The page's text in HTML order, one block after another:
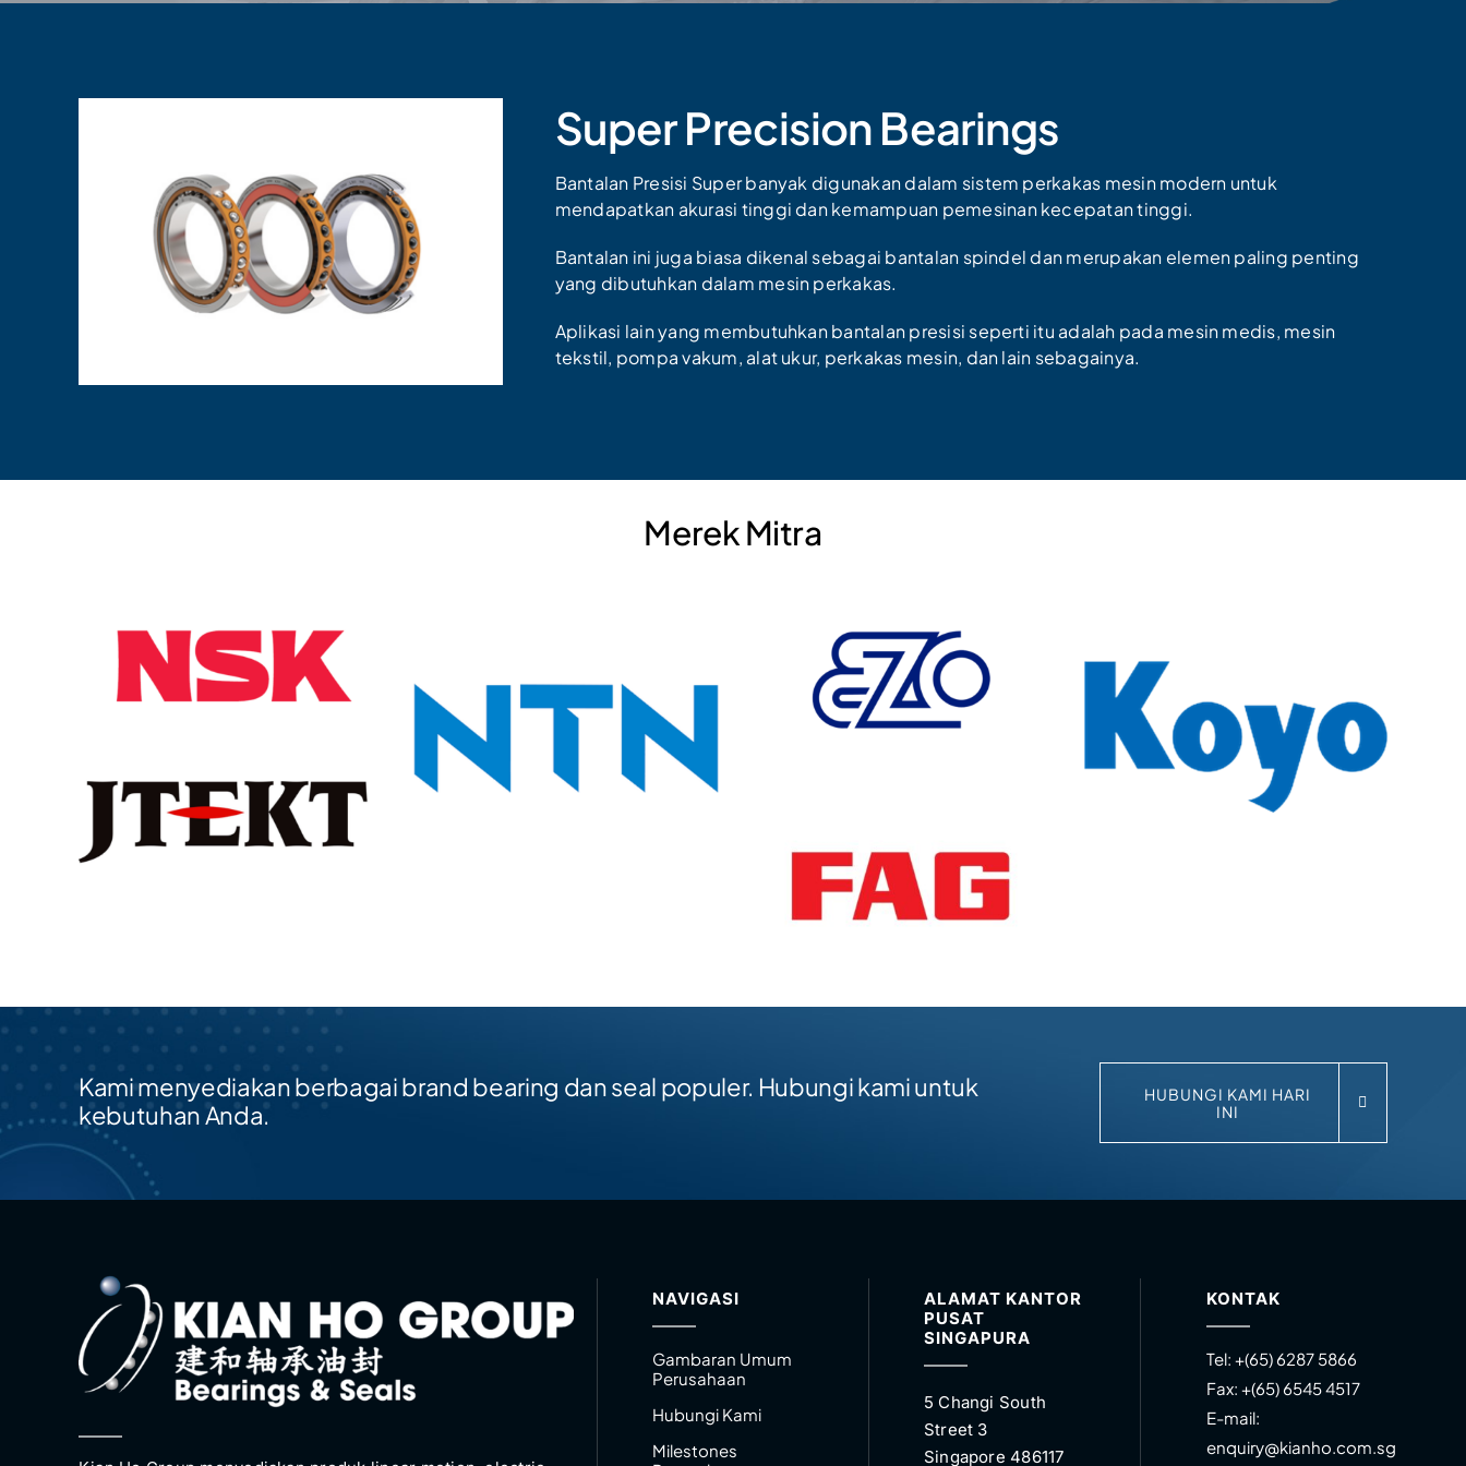
Super Precision Bearings
Bantalan Presisi Super banyak digunakan dalam sistem perkakas mesin modern untuk
mendapatkan akurasi tinggi dan kemampuan pemesinan kecepatan tinggi.
Bantalan ini juga biasa dikenal sebagai bantalan spindel dan merupakan elemen paling penting
yang dibutuhkan dalam mesin perkakas.
Aplikasi lain yang membutuhkan bantalan presisi seperti itu adalah pada mesin medis, mesin
tekstil, pompa vakum, alat ukur, perkakas mesin, dan lain sebagainya.
Merek Mitra
Kami menyediakan berbagai brand bearing dan seal populer. Hubungi kami untuk
kebutuhan Anda.
HUBUNGI KAMI HARI
INI
NAVIGASI
Gambaran Umum
Perusahaan
Hubungi Kami
Milestones
ALAMAT KANTOR
PUSAT
SINGAPURA
5 Changi South
Street 3
Singapore 486117
KONTAK
Tel:+(65) 6287 5866
Fax: +(65) 6545 4517
E-mail:
enquiry@kianho.com.sg